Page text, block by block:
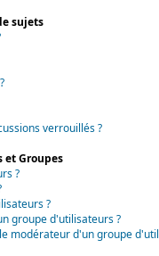
sujets
verrouillés ?
et Groupes
?
?
groupe d'utilisateurs ?
modérateur d'un groupe